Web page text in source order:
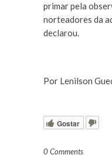
primar pela
norteadores da
declarou.
Por Lenilson
Gostar
0 Comments